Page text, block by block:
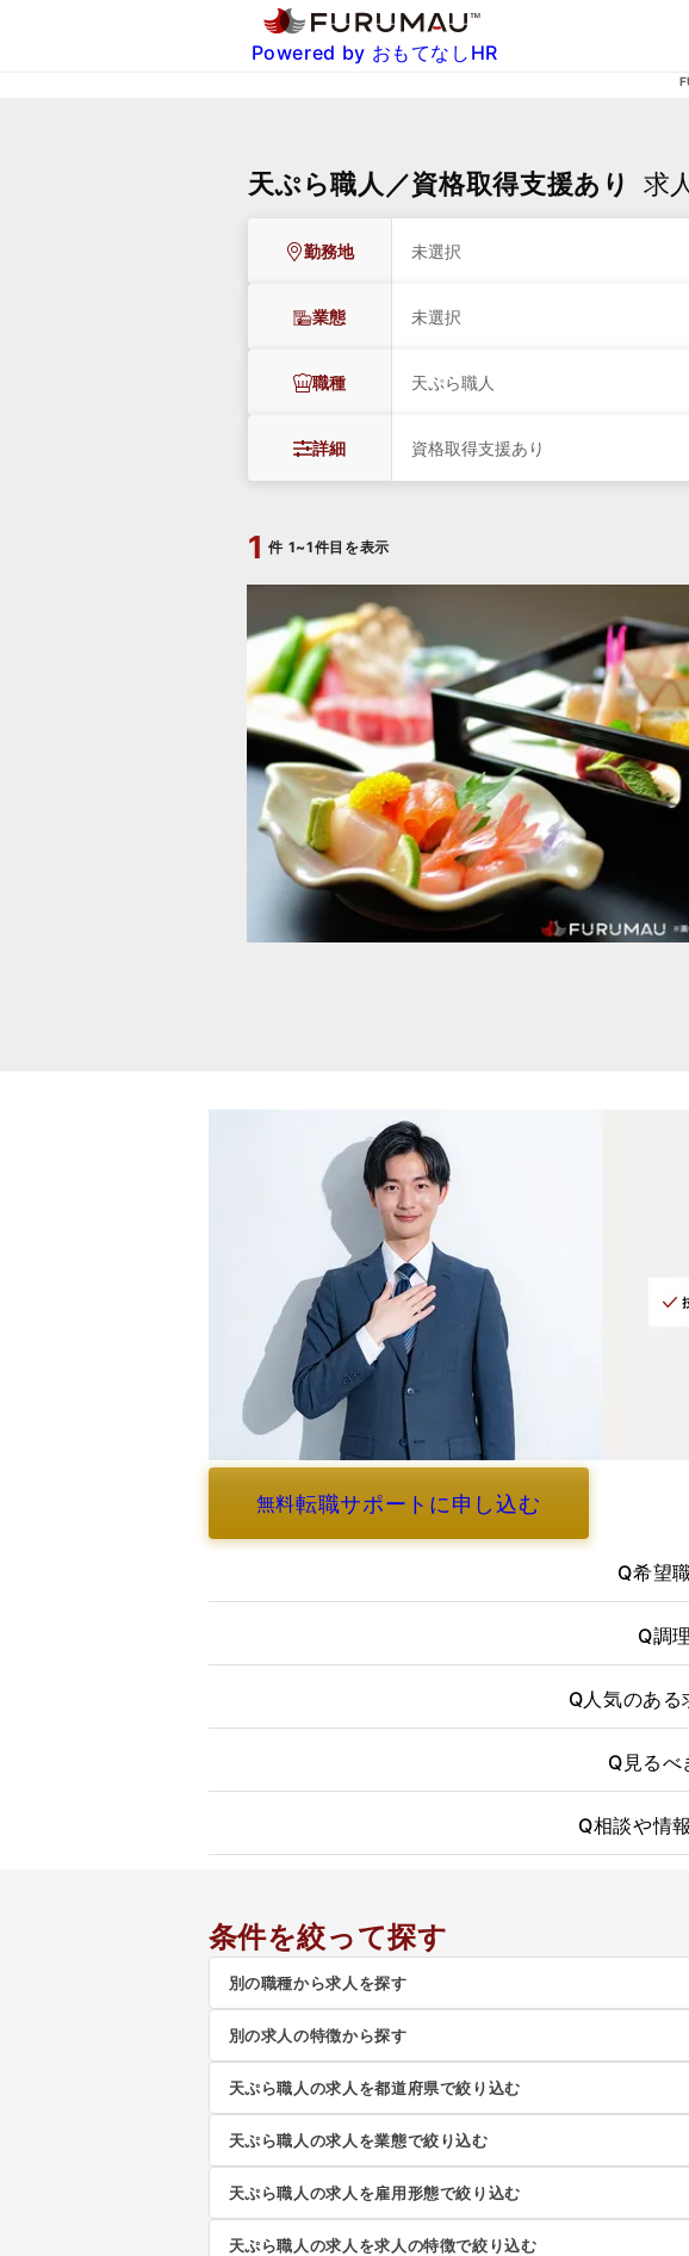
Powered by おもてなしHR
天ぷら職人／資格取得支援あり 求
勤務地 未選択
業態 未選択
職種 天ぷら職人
詳細 資格取得支援あり
1 件 1~1件目を表示
無料転職サポートに申し込む
よくあるご質問
Q希望
Q調
Q人気のあ
Q 見る
Q相談や情
条件を絞って探す
別の職種から求人を探す
別の求人の特徴から探す
天ぷら職人の求人を都道府県で絞り込む
天ぷら職人の求人を業態で絞り込む
天ぷら職人の求人を雇用形態で絞り込む
天ぷら職人の求人を求人の特徴で絞り込む